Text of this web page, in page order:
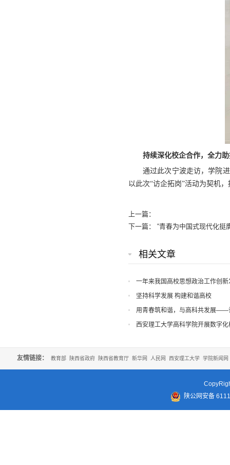
持续深化校企合作，全力
通过此次宁波走访，学院
以此次“访企拓岗”活动为契机
上一篇：
下一篇： “青春为中国式现代化
相关文章
一年来我国高校思想政治工作创新
坚持科学发展 构建和谐高校
用青春筑和谐，与高科共发展——
表大会胜利召开
西安理工大学高科学院开展数字
友情链接： 教育部 陕西省政府 陕西省教育厅 新华网 人民网 西安理工大学 学院新闻网
陕公网安备